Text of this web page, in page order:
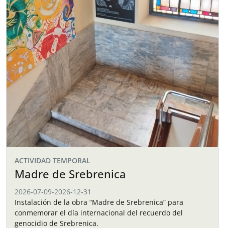
ACTIVIDAD TEMPORAL
Madre de Srebrenica
2026-07-09-2026-12-31
Instalación de la obra “Madre de Srebrenica” para
conmemorar el día internacional del recuerdo del
genocidio de Srebrenica.